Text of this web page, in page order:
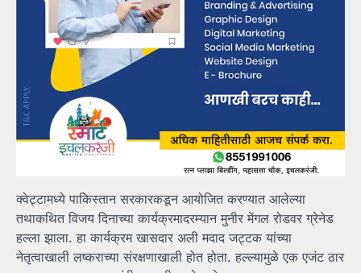
क्वेट्टामध्ये पाकिस्तान सरकारकडून आयोजित करण्यात आलेल्या
तथाकथित विजय दिनाच्या कार्यक्रमादरम्यान मुनीर मेंगल रोडवर ग्रेनेड
हल्ला झाला. हा कार्यक्रम खासदार अली मदाद जट्टक यांच्या
नेतृत्वाखाली लष्कराच्या संरक्षणाखाली होत होता. हल्ल्यामुळे एक एजंट ठार